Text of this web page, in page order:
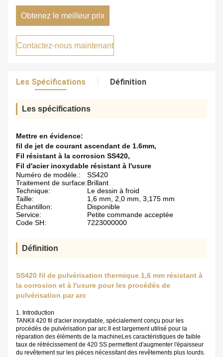
Obtenez le meilleur prix
Contactez-nous maintenant
Les Spécifications Définition
Les spécifications
Mettre en évidence:
fil de jet de courant ascendant de 1.6mm,
Fil résistant à la corrosion SS420,
Fil d'acier inoxydable résistant à l'usure
Numéro de modèle.:
SS420
Traitement de surface:Brillant
Technique:
Le dessin à froid
Taille:
1,6 mm, 2,0 mm, 3,175 mm
Échantillon:
Disponible
Service:
Petite commande acceptée
Code SH:
7223000000
Définition
SS420 fil de pulvérisation thermique 1,6 mm résistant à
la corrosion et à l'usure pour les procédés de
pulvérisation par arc
1. Introduction
TANKII 420 fil d'acier inoxydable, spécialement conçu pour les
procédés de pulvérisation par arc.Il est largement utilisé pour la
réparation des éléments de la machineLes caractéristiques de faible
taux de rétrécissement de 420 SS permettent d'augmenter l'épaisseur
du revêtement sur les pièces nécessitant des revêtements plus lourds.